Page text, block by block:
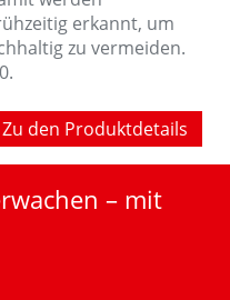
erkannt, um
zu vermeiden.
Zu den Produktdetails
– mit